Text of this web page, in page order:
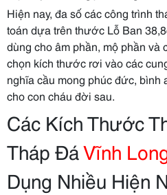
Hiện nay, đa số các công trình
toán dựa trên thước Lỗ Ban
dùng cho âm phần, mộ phần và
chọn kích thước rơi vào các
nghĩa cầu mong phúc đức,
cho con cháu đời sau.
Các Kích Thước
Tháp ĐáVĩnh
Dụng Nhiều Hiện